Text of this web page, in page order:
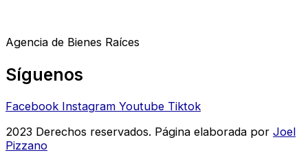
Agencia de Bienes Raíces
Síguenos
Facebook Instagram Youtube Tiktok
2023 Derechos reservados. Página elaborada por Joel
Pizzano